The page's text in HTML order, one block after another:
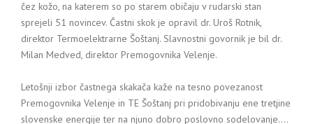
čez kožo, na katerem so po starem običaju v rudarski stan
sprejeli 51 novincev. Častni skok je opravil dr. Uroš Rotnik,
direktor Termoelektrarne Šoštanj. Slavnostni govornik je bil dr.
Milan Medved, direktor Premogovnika Velenje.
Letošnji izbor častnega skakača kaže na tesno povezanost
Premogovnika Velenje in TE Šoštanj pri pridobivanju ene tretjine
slovenske energije ter na njuno dobro poslovno sodelovanje.…